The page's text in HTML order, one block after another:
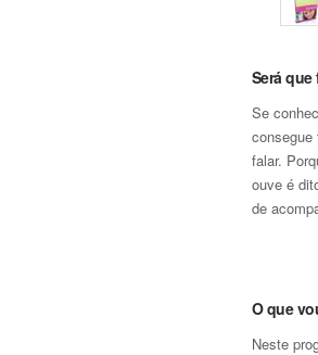
Será
Se
consegue
falar.
ouve é
de
O que
Neste